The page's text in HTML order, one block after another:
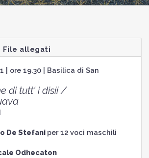
File allegati
| ore 19.30 | Basilica di San
di tutt' i disii /
De Stefani per 12 voci maschili
Odhecaton